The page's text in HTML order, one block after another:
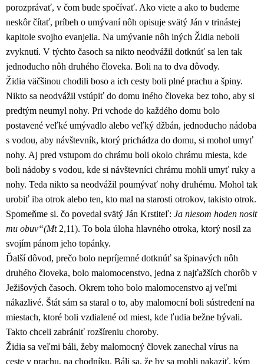
porozprávať, v čom bude spočívať. Ako viete a ako to budeme
neskôr čítať, príbeh o umývaní nôh opisuje svätý Ján v trinástej
kapitole svojho evanjelia. Na umývanie nôh iných Židia neboli
zvyknutí. V týchto časoch sa nikto neodvážil dotknúť sa len tak
jednoducho nôh druhého človeka. Boli na to dva dôvody.
Židia väčšinou chodili boso a ich cesty boli plné prachu a špiny.
Nikto sa neodvážil vstúpiť do domu iného človeka bez toho, aby si
predtým neumyl nohy. Pri vchode do každého domu bolo
postavené veľké umývadlo alebo veľký džbán, jednoducho nádoba
s vodou, aby návštevník, ktorý prichádza do domu, si mohol umyť
nohy. Aj pred vstupom do chrámu boli okolo chrámu miesta, kde
boli nádoby s vodou, kde si návštevníci chrámu mohli umyť ruky a
nohy. Teda nikto sa neodvážil poumývať nohy druhému. Mohol tak
urobiť iba otrok alebo ten, kto mal na starosti otrokov, takisto otrok.
Spomeňme si. čo povedal svätý Ján Krstiteľ: Ja niesom hoden nosiť
mu obuv“(Mt2,11). To bola úloha hlavného otroka, ktorý nosil za
svojím pánom jeho topánky.
Ďalší dôvod, prečo bolo nepríjemné dotknúť sa špinavých nôh
druhého človeka, bolo malomocenstvo, jedna z najťažších chorôb v
Ježišových časoch. Okrem toho bolo malomocenstvo aj veľmi
nákazlivé. Štát sám sa staral o to, aby malomocní boli sústredení na
miestach, ktoré boli vzdialené od miest, kde ľudia bežne bývali.
Takto chceli zabrániť rozšíreniu choroby.
Židia sa veľmi báli, žeby malomocný človek zanechal vírus na
ceste v prachu, na chodníku. Báli sa, že by sa mohli nakaziť, kým